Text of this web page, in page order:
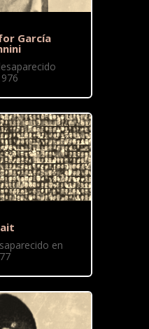
García
en